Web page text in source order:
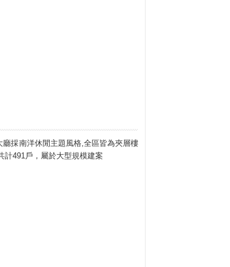
採南洋休閒主題風格,全區皆為夾層樓
計491戶，屬於大型規模建案